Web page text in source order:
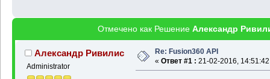
Отмечено как Решение Александр
Александр Ривилис
Administrator
Re: Fusion360 API
« Ответ #1 : 21-02-2016,